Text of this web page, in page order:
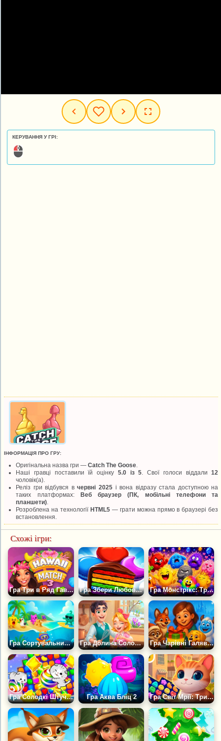
КЕРУВАННЯ У ГРІ:
ІНФОРМАЦІЯ ПРО ГРУ:
Оригінальна назва гри —Catch The Goose
Наші гравці поставили їй оцінку 5.0 із 5 . Свої голоси віддали12
чоловік(а).
Реліз гри відбувся вчервні 2025і вона відразу стала доступною на
таких платформах: Веб браузер (ПК, мобільні телефони та
планшети)
Розроблена на технології HTML5— грати можна прямо в браузері без
встановлення.
Схожі ігри:
Гра Три в Ряд Гаваї 3 Гра Збери Любовні Цукерки Гра Монстрікс: Три в Ряд
Гра Сортувальний Джем Гра Долина Солодощів Гра Чарівні Галявини
Гра Солодкі Штучки Гра Аква Бліц 2 Гра Світ Мрії: Три в Ряд